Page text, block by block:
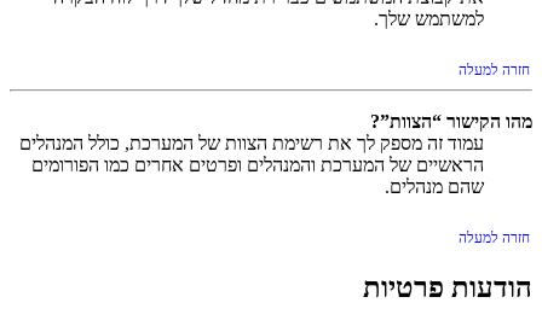
למשתמש שלך.
חזרה למעלה
מהו הקישור “הצוות”?
עמוד זה מספק לך את רשימת הצוות של המערכת, כולל המנהלים
הראשיים של המערכת והמנהלים ופרטים אחרים כמו הפורומים
שהם מנהלים.
חזרה למעלה
הודעות פרטיות